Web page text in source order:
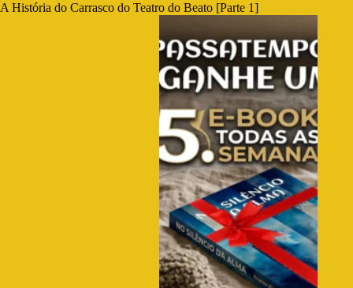
A História do Carrasco do Teatro do Beato [Parte 1]